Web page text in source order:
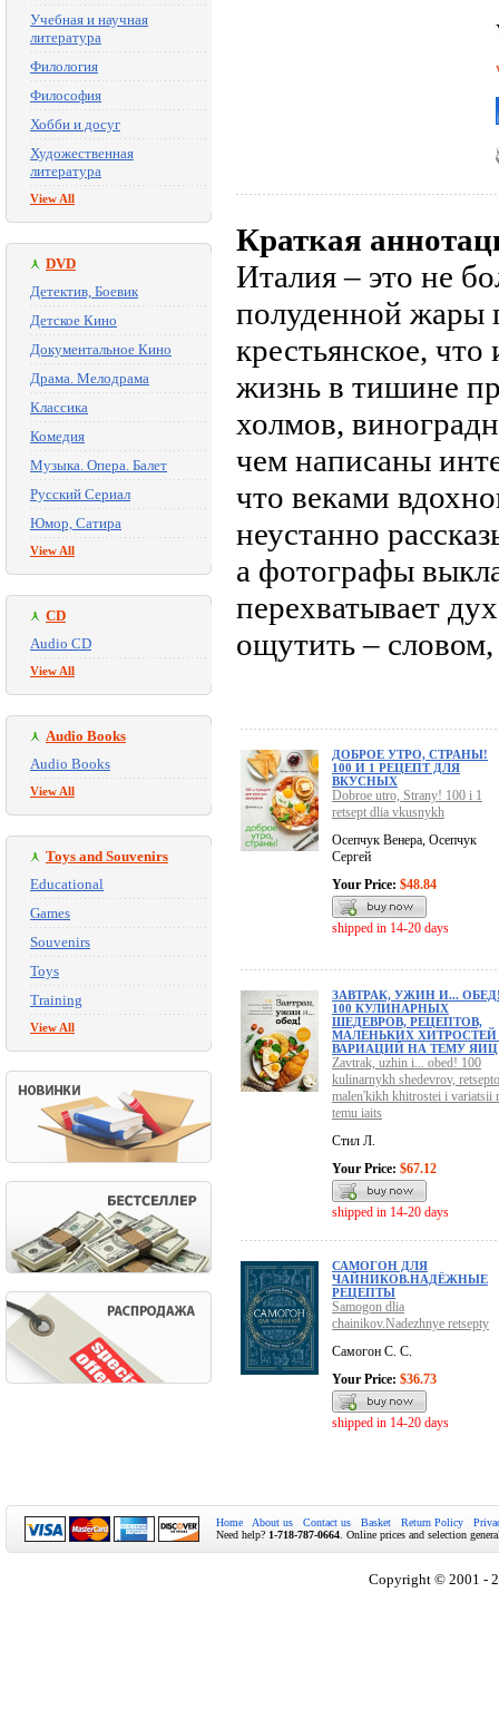
Учебная и научная
литература
Филология
Философия
Хобби и досуг
Художественная
литература
View All
DVD
Детектив, Боевик
Детское Кино
Документальное Кино
Драма. Мелодрама
Классика
Комедия
Музыка. Опера. Балет
Русский Сериал
Юмор, Сатира
View All
CD
Audio CD
View All
Audio Books
Audio Books
View All
Toys and Souvenirs
Educational
Games
Souvenirs
Toys
Training
View All
Краткая
Италия – это не
полуденной жары
крестьянское,
жизнь в тишине
холмов,
чем написаны
что веками
неустанно
а фотографы
перехватывает
ощутить –
ДОБРОЕ УТРО, СТРАНЫ!
100 И 1 РЕЦЕПТ ДЛЯ
ВКУСНЫХ
Dobroe utro, Strany! 100 i 1
retsept dlia vkusnykh
Осепчук Венера, Осепчук
Сергей
Your Price: $48.84
shipped in 14-20 days
ЗАВТРАК, УЖИН И...
100 КУЛИНАРНЫХ
ШЕДЕВРОВ, РЕЦЕПТОВ,
МАЛЕНЬКИХ ХИТРОСТЕЙ
ВАРИАЦИЙ НА ТЕМУ ЯИЦ
Zavtrak, uzhin i... obed! 100
kulinarnykh shedevrov,
malen'kikh khitrostei i variatsii
temu iaits
Стил Л.
Your Price: $67.12
shipped in 14-20 days
САМОГОН ДЛЯ
ЧАЙНИКОВ.НАДЁЖНЫЕ
РЕЦЕПТЫ
Samogon dlia
chainikov.Nadezhnye retsepty
Самогон С. С.
Your Price: $36.73
shipped in 14-20 days
Home About us Contact us Basket Return Policy
Need help? 1-718-787-0664 . Online prices and selection
Copyright © 2001 -